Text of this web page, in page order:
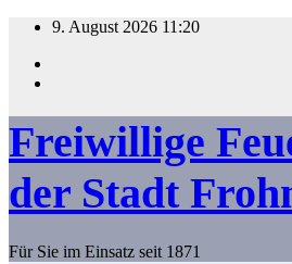
Zum
springen
9. August 2026 11:20
Freiwillige
der Stadt
Für Sie im Einsatz seit 1871